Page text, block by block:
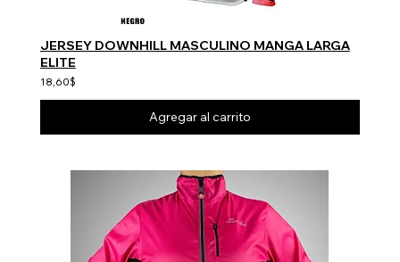
JERSEY DOWNHILL MASCULINO MANGA LARGA
ELITE
18,60$
Agregar al carrito